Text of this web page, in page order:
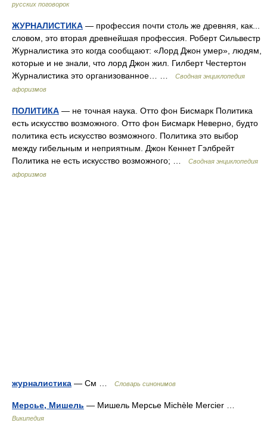
русских поговорок
ЖУРНАЛИСТИКА — профессия почти столь же древняя, как...
словом, это вторая древнейшая профессия. Роберт Сильвестр
Журналистика это когда сообщают: «Лорд Джон умер», людям,
которые и не знали, что лорд Джон жил. Гилберт Честертон
Журналистика это организованное… …
Сводная энциклопедия
афоризмов
ПОЛИТИКА — не точная наука. Отто фон Бисмарк Политика
есть искусство возможного. Отто фон Бисмарк Неверно, будто
политика есть искусство возможного. Политика это выбор
между гибельным и неприятным. Джон Кеннет Гэлбрейт
Политика не есть искусство возможного; …
Сводная энциклопедия
афоризмов
журналистика — См … Словарь синонимов
Мерсье, Мишель — Мишель Мерсье Michèle Mercier …
Википедия